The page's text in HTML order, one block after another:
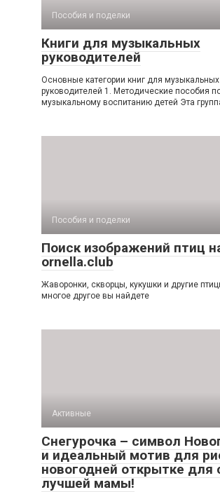
Пособия и поделки
Книги для музыкальных
руководителей
Основные категории книг для музыкальных
руководителей 1. Методические пособия
музыкальному воспитанию детей Эта
Пособия и поделки
Поиск изображений птиц
ornella.club
Жаворонки, скворцы, кукушки и другие
многое другое вы найдете
Активные
Снегурочка – символ
и идеальный мотив для
новогодней открытке для
лучшей мамы!